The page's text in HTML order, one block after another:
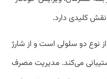
کلیدی دارد.
از نوع دو سلولی است و از شارژ
و بی‌سیم ۲۵ واتی پشتیبانی می‌کند. مدیریت مصرف